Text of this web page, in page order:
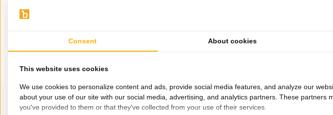
Consent About cookies
This website uses cookies
We use cookies to personalize content and ads, provide social media features, and analyze our
about your use of our site with our social media, advertising, and analytics partners. These partners
you've provided to them or that they've collected from your use of their services.